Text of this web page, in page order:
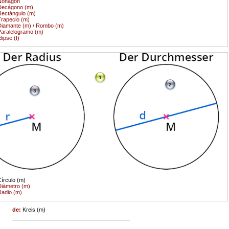
(m)
(m)
(m)
(m) / Rombo (m)
(m)
(f)
1
(m)
(m)
2
(m)
3
de: Kreis (m)